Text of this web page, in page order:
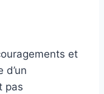
et
d’un
pas